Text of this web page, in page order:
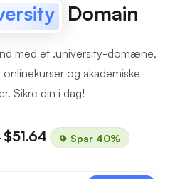
Domain
med et .university-domæne,
og akademiske
Sikre din i dag!
$51.64 Spar 40%